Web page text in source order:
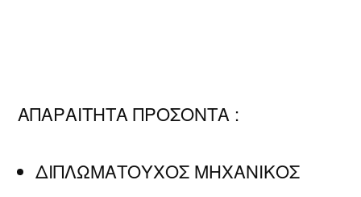
ΑΠΑΡΑΙΤΗΤΑ ΠΡΟΣΟΝΤΑ :
ΔΙΠΛΩΜΑΤΟΥΧΟΣ ΜΗΧΑΝΙΚΟΣ